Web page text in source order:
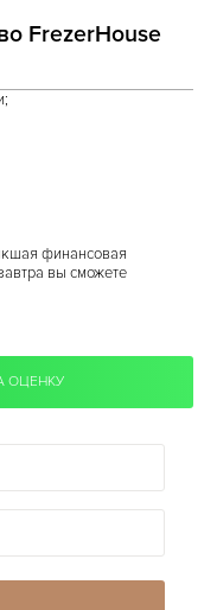
FrezerHouse
финансовая
вы сможете
ОЦЕНКУ